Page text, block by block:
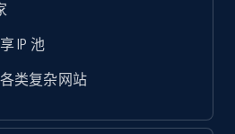
IP 池
类复杂网站